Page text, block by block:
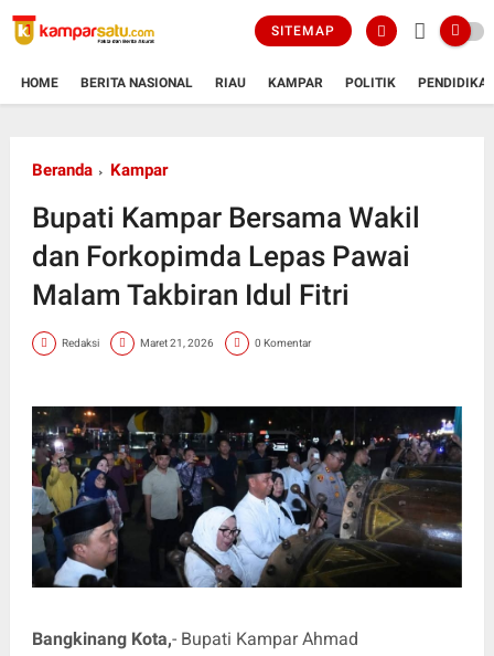
SITEMAP
HOME BERITA NASIONAL RIAU KAMPAR POLITIK
Beranda Kampar
Bupati Kampar Bersama Wakil
dan Forkopimda Lepas Pawai
Malam Takbiran Idul Fitri
Redaksi Maret 21, 2026 0 Komentar
Bangkinang Kota,- Bupati Kampar Ahmad